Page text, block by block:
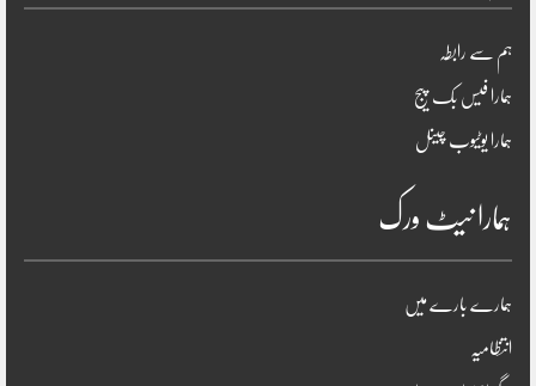
ہم سے رابطہ
ہمارا فیس بک پیج
ہمارا یوٹیوب چینل
ہمارا نیٹ ورک
ہمارے بارے میں
انتظامیہ